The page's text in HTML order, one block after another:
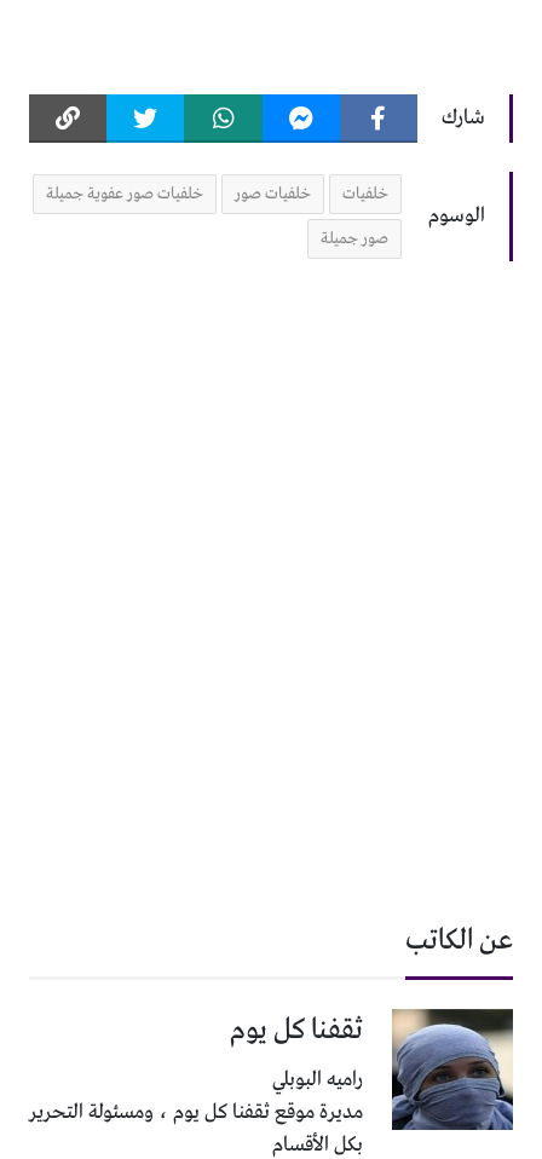
شارك
الوسوم
خلفيات خلفيات صور خلفيات صور عفوية جميلة
صور جميلة
عن الكاتب
ثقفنا كل يوم
راميه البوبلي
مديرة موقع ثقفنا كل يوم ، ومسئولة التحرير
بكل الأقسام